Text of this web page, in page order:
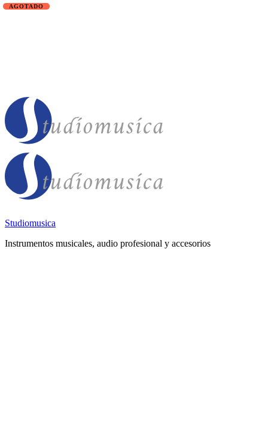
Studiomusica
Instrumentos musicales, audio profesional y accesorios